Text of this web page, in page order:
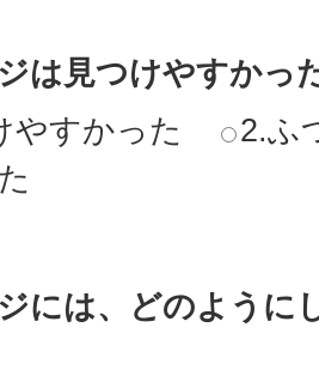
は見つけやすかっ
やすかった
2.ふ
には、どのように